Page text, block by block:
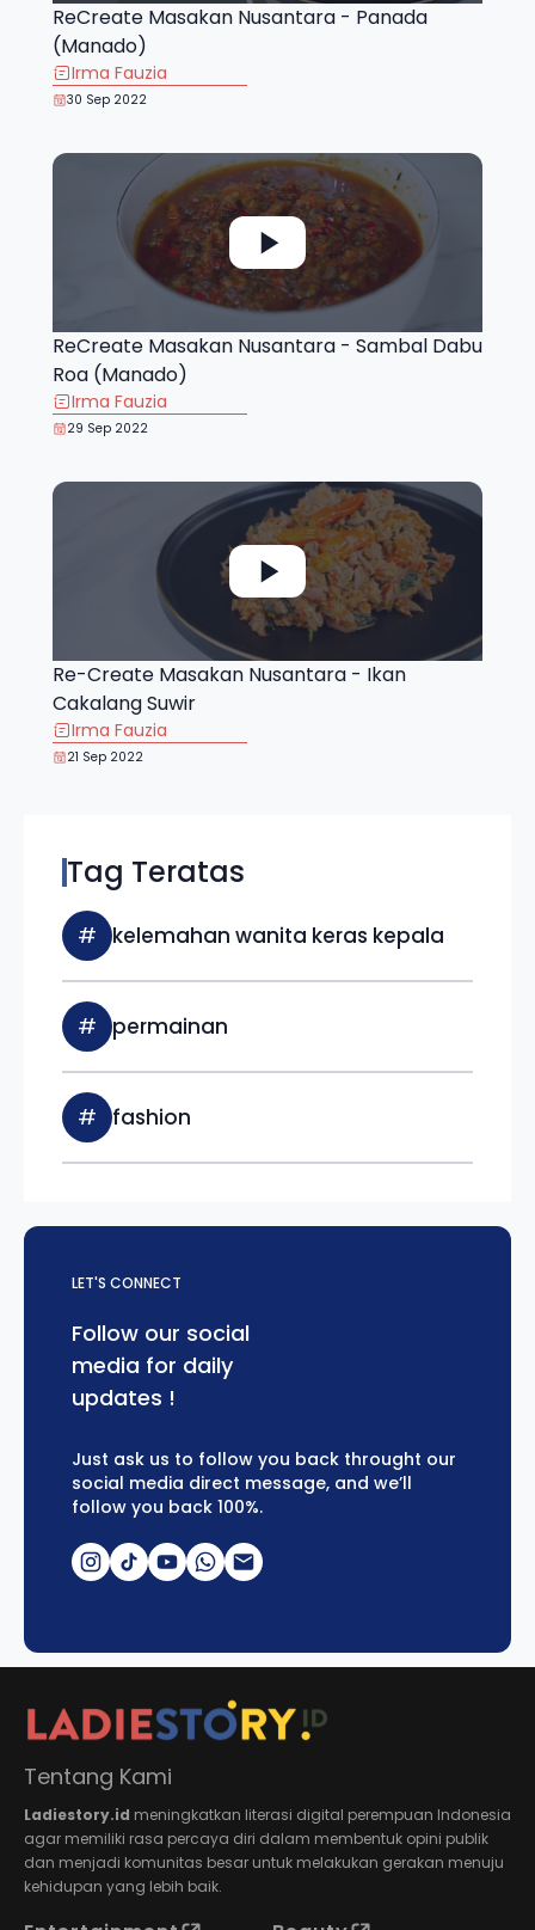
ReCreate Masakan Nusantara - Panada
(Manado)
Irma Fauzia
30 Sep 2022
ReCreate Masakan Nusantara - Sambal Dabu
Roa (Manado)
Irma Fauzia
29 Sep 2022
Re-Create Masakan Nusantara - Ikan
Cakalang Suwir
Irma Fauzia
21 Sep 2022
Tag Teratas
# kelemahan wanita keras kepala
# permainan
# fashion
LET'S CONNECT
Follow our social
media for daily
updates !
Just ask us to follow you back throught our
social media direct message, and we’ll
follow you back 100%.
Tentang Kami
Ladiestory.id meningkatkan literasi digital perempuan Indonesia
agar memiliki rasa percaya diri dalam membentuk opini publik
dan menjadi komunitas besar untuk melakukan gerakan menuju
kehidupan yang lebih baik.